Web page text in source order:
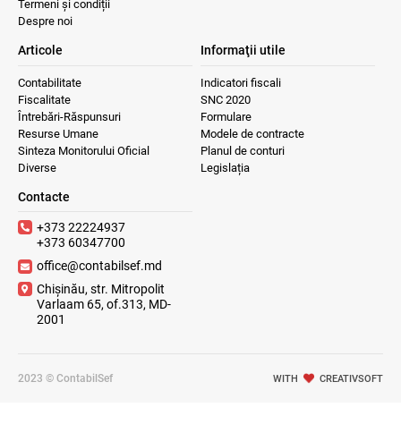
Termeni și condiții
Despre noi
Articole
Contabilitate
Fiscalitate
Întrebări-Răspunsuri
Resurse Umane
Sinteza Monitorului Oficial
Diverse
Informaţii utile
Indicatori fiscali
SNC 2020
Formulare
Modele de contracte
Planul de conturi
Legislația
Contacte
+373 22224937
+373 60347700
office@contabilsef.md
Chișinău, str. Mitropolit
Varlaam 65, of.313, MD-
2001
2023 © ContabilSef WITH CREATIVSOFT